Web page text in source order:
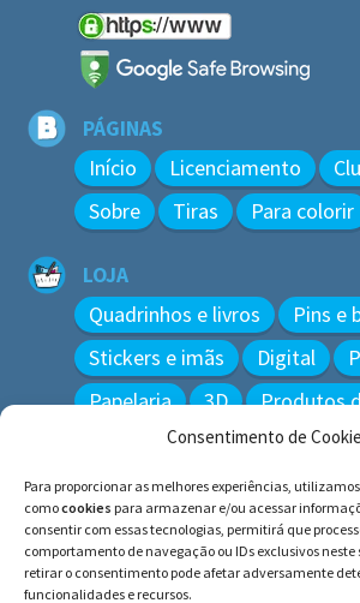
Consentimento de
Para proporcionar as melhores experiências,
comocookies para armazenar e/ou acessar
consentir com essas tecnologias, permitirá que
comportamento de navegação ou IDs exclusivos neste
retirar o consentimento pode afetar adversamente
funcionalidades e recursos.
PÁGINAS
Início Licenciamento
Sobre
Tiras Para colorir
LOJA
Quadrinhos e livros
Pins e
Stickers e imãs
Digital
Papelaria
3D Produtos
Pesquisar
por: